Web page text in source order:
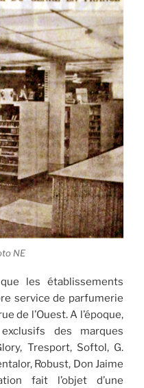
NE
les établissements
service de parfumerie
de l’Ouest. A l’époque,
des marques
Tresport, Softol, G.
Robust, Don Jaime
fait l’objet d’une